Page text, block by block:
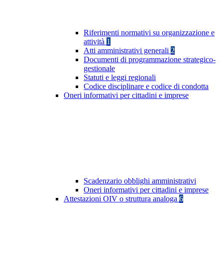
Riferimenti normativi su organizzazione e
attività 1
Atti amministrativi generali 2
Documenti di programmazione strategico-
gestionale
Statuti e leggi regionali
Codice disciplinare e codice di condotta
Oneri informativi per cittadini e imprese
Scadenzario obblighi amministrativi
Oneri informativi per cittadini e imprese
Attestazioni OIV o struttura analoga 6